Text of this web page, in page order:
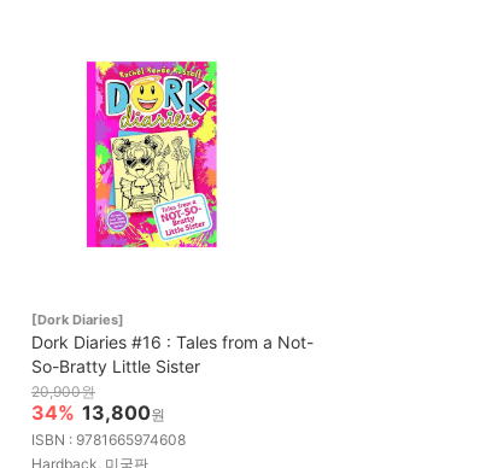
[Dork Diaries]
Dork Diaries #16 : Tales from a Not-
So-Bratty Little Sister
20,900원
34% 13,800원
ISBN : 9781665974608
Hardback, 미국판